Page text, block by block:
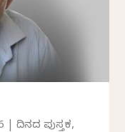
|ದಿನದ ಪುಸ್ತಕ,